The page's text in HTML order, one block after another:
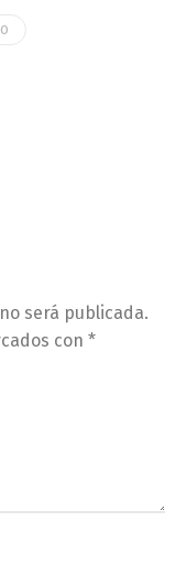
será publicada.
con *